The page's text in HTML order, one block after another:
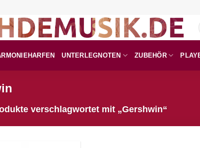
UNTERLEGNOTEN ZUBEHÖR
verschlagwortet mit „Gershwin“